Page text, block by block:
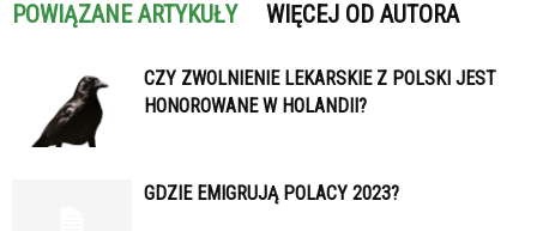
POWIĄZANE ARTYKUŁY WIĘCEJ OD AUTORA
CZY ZWOLNIENIE LEKARSKIE Z POLSKI JEST
HONOROWANE W HOLANDII?
GDZIE EMIGRUJĄ POLACY 2023?